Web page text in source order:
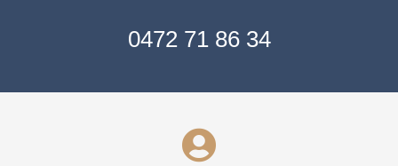
0472 71 86 34